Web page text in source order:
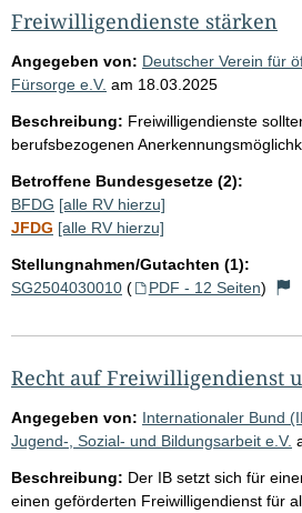
Freiwilligendienste stärken
Angegeben von: Deutscher Verein für
Fürsorge e.V. am 18.03.2025
Beschreibung: Freiwilligendienste
berufsbezogenen
Betroffene Bundesgesetze (2):
BFDG [alle RV hierzu]
JFDG [alle RV hierzu]
Stellungnahmen/Gutachten (1):
SG2504030010 ( PDF - 12 Seiten)
Recht auf Freiwilligendienst
Angegeben von: Internationaler Bund
Jugend-, Sozial- und Bildungsarbeit e.V.
Beschreibung: Der IB setzt sich für
einen geförderten Freiwilligendienst für